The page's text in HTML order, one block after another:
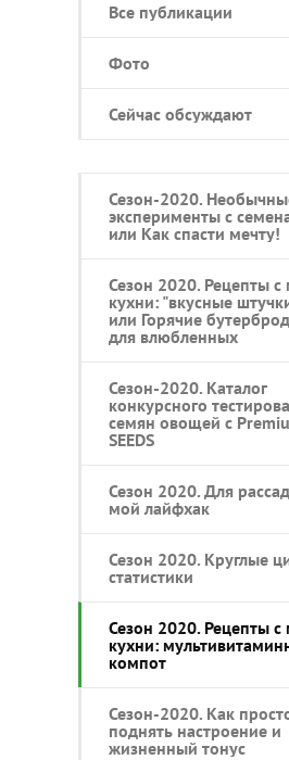
Все публикации
Фото
Сейчас обсуждают
Сезон-2020.
эксперименты с
или Как спасти мечту!
Сезон 2020. Рецепты с
кухни: "вкусные
или Горячие
для влюбленных
Сезон-2020. Каталог
конкурсного
семян овощей с
SEEDS
Сезон 2020. Для
мой лайфхак
Сезон 2020. Круглые
статистики
Сезон 2020. Рецепты с
кухни:
компот
Сезон-2020. Как
поднять настроение и
жизненный тонус